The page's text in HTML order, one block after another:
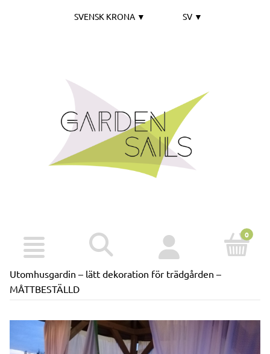
SVENSK KRONA▼ SV ▼
Utomhusgardin – lätt dekoration för trädgården –
MÅTTBESTÄLLD